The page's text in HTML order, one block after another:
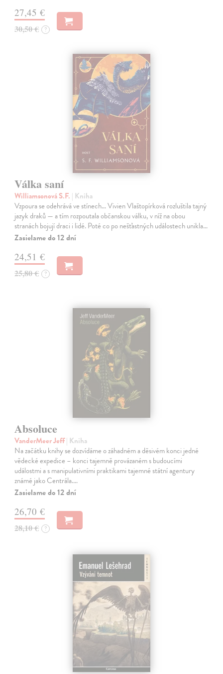
27,45 €
30,50 € ?
Válka saní
Williamsonová S.F. | Kniha
Vzpoura se odehrává ve stínech… Vivien Vlaštopírková rozluštila tajný
jazyk draků — a tím rozpoutala občanskou válku, v níž na obou
stranách bojují draci i lidé. Poté co po nešťastných událostech unikla…
Zasielame do 12 dní
24,51 €
25,80 € ?
Absoluce
VanderMeer Jeff| Kniha
Na začátku knihy se dozvídáme o záhadném a děsivém konci jedné
vědecké expedice – konci tajemně provázaném s budoucími
událostmi a s manipulativními praktikami tajemné státní agentury
známé jako Centrála.…
Zasielame do 12 dní
26,70 €
28,10 € ?